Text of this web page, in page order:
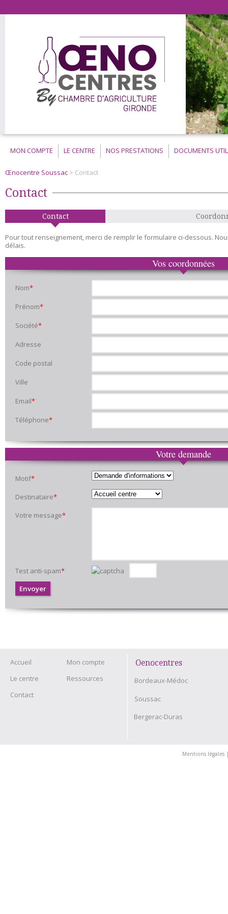
MON COMPTE LE CENTRE NOS PRESTATIONS DOCUMENTS
Œnocentre Soussac > Contact
Contact
Contact
Pour tout renseignement, merci de remplir le formulaire ci-dessous.
délais.
Vos coordonnées
Nom*
Prénom*
Société*
Adresse
Code postal
Ville
Email*
Téléphone*
Votre demande
Motif*
Destinataire*
Votre message*
Test anti-spam*
Accueil
Mon compte
Le centre
Ressources
Contact
Oenocentres
Bordeaux-Médoc
Soussac
Bergerac-Duras
Mentions légales